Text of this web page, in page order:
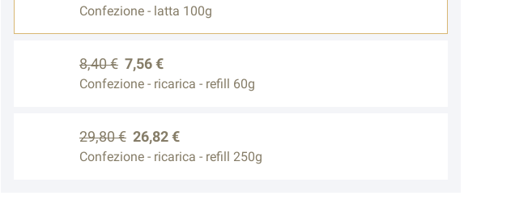
Confezione - latta 100g
8,40 € 7,56 €
Confezione - ricarica - refill 60g
29,80 € 26,82 €
Confezione - ricarica - refill 250g